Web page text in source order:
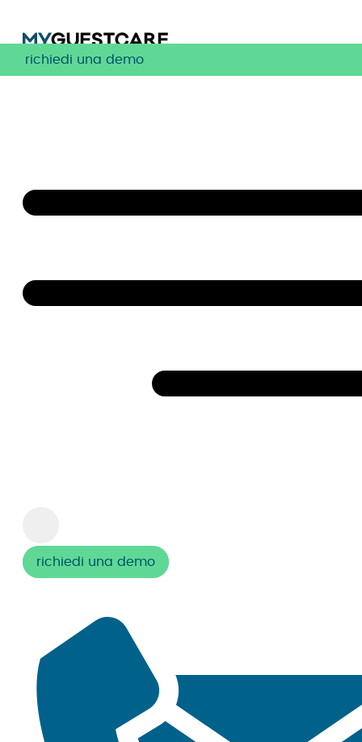
richiedi una demo
richiedi una demo